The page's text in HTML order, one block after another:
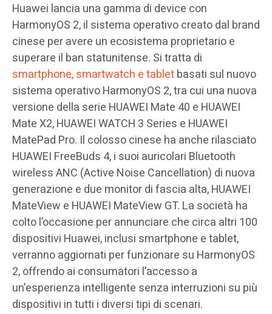
Huawei lancia una gamma di device con
HarmonyOS 2, il sistema operativo creato dal brand
cinese per avere un ecosistema proprietario e
superare il ban statunitense. Si tratta di
smartphone, smartwatch e tabletbasati sul nuovo
sistema operativo HarmonyOS 2, tra cui una nuova
versione della serie HUAWEI Mate 40 e HUAWEI
Mate X2, HUAWEI WATCH 3 Series e HUAWEI
MatePad Pro. Il colosso cinese ha anche rilasciato
HUAWEI FreeBuds 4, i suoi auricolari Bluetooth
wireless ANC (Active Noise Cancellation) di nuova
generazione e due monitor di fascia alta, HUAWEI
MateView e HUAWEI MateView GT. La società ha
colto l’occasione per annunciare che circa altri 100
dispositivi Huawei, inclusi smartphone e tablet,
verranno aggiornati per funzionare su HarmonyOS
2, offrendo ai consumatori l’accesso a
un’esperienza intelligente senza interruzioni su più
dispositivi in tutti i diversi tipi di scenari.